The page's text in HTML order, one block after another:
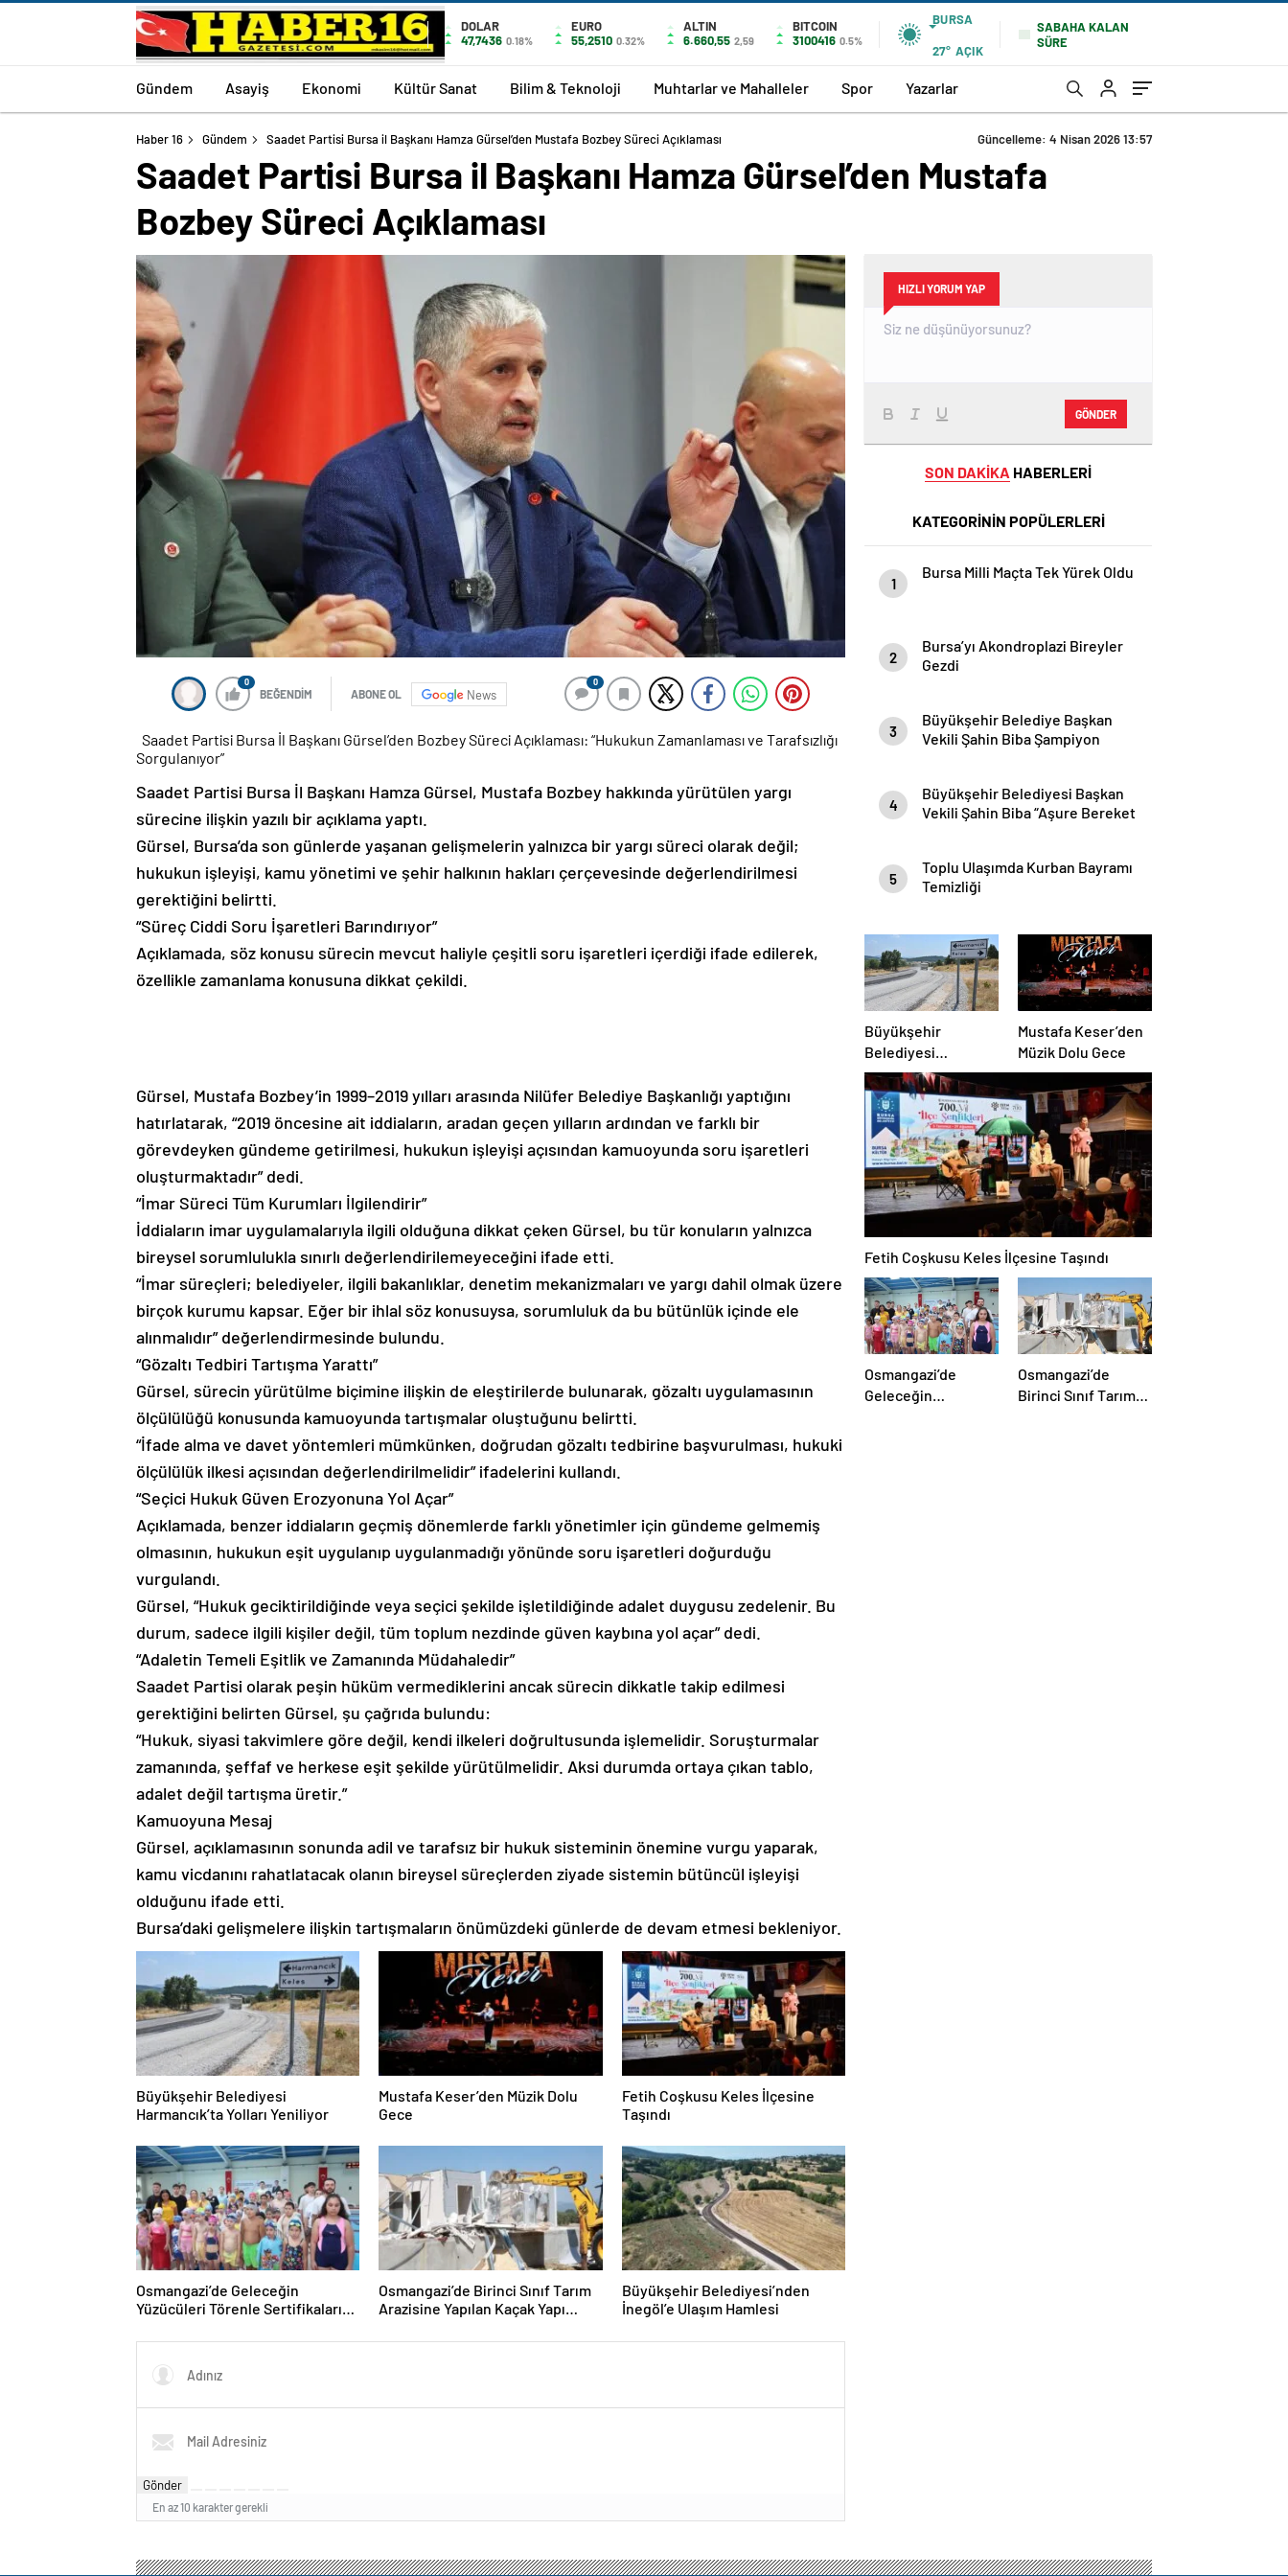
DOLAR
47,7436 0.18%
EURO
55,2510 0.32%
ALTIN
6.660,55 2,59
BITCOIN
3100416 0.5%
BURSA
27° AÇIK
SABAHA KALAN
SÜRE
Gündem Asayiş Ekonomi Kültür Sanat Bilim & Teknoloji Muhtarlar ve Mahalleler Spor Yazarlar
Haber 16 Gündem Saadet Partisi Bursa il Başkanı Hamza Gürsel’den Mustafa Bozbey Süreci Açıklaması Güncelleme: 4 Nisan 2026 13:57
Saadet Partisi Bursa il Başkanı Hamza Gürsel’den Mustafa
Bozbey Süreci Açıklaması
0
BEĞENDİM ABONE OL News
0
​​​​​​​​​​​​ Saadet Partisi Bursa İl Başkanı Gürsel’den Bozbey Süreci Açıklaması: “Hukukun Zamanlaması ve Tarafsızlığı
Sorgulanıyor”
Saadet Partisi Bursa İl Başkanı Hamza Gürsel, Mustafa Bozbey hakkında yürütülen yargı
sürecine ilişkin yazılı bir açıklama yaptı.
Gürsel, Bursa’da son günlerde yaşanan gelişmelerin yalnızca bir yargı süreci olarak değil;
hukukun işleyişi, kamu yönetimi ve şehir halkının hakları çerçevesinde değerlendirilmesi
gerektiğini belirtti.
“Süreç Ciddi Soru İşaretleri Barındırıyor”
Açıklamada, söz konusu sürecin mevcut haliyle çeşitli soru işaretleri içerdiği ifade edilerek,
özellikle zamanlama konusuna dikkat çekildi.
Gürsel, Mustafa Bozbey’in 1999–2019 yılları arasında Nilüfer Belediye Başkanlığı yaptığını
hatırlatarak, “2019 öncesine ait iddiaların, aradan geçen yılların ardından ve farklı bir
görevdeyken gündeme getirilmesi, hukukun işleyişi açısından kamuoyunda soru işaretleri
oluşturmaktadır” dedi.
“İmar Süreci Tüm Kurumları İlgilendirir”
İddiaların imar uygulamalarıyla ilgili olduğuna dikkat çeken Gürsel, bu tür konuların yalnızca
bireysel sorumlulukla sınırlı değerlendirilemeyeceğini ifade etti.
“İmar süreçleri; belediyeler, ilgili bakanlıklar, denetim mekanizmaları ve yargı dahil olmak üzere
birçok kurumu kapsar. Eğer bir ihlal söz konusuysa, sorumluluk da bu bütünlük içinde ele
alınmalıdır” değerlendirmesinde bulundu.
“Gözaltı Tedbiri Tartışma Yarattı”
Gürsel, sürecin yürütülme biçimine ilişkin de eleştirilerde bulunarak, gözaltı uygulamasının
ölçülülüğü konusunda kamuoyunda tartışmalar oluştuğunu belirtti.
“İfade alma ve davet yöntemleri mümkünken, doğrudan gözaltı tedbirine başvurulması, hukuki
ölçülülük ilkesi açısından değerlendirilmelidir” ifadelerini kullandı.
“Seçici Hukuk Güven Erozyonuna Yol Açar”
Açıklamada, benzer iddiaların geçmiş dönemlerde farklı yönetimler için gündeme gelmemiş
olmasının, hukukun eşit uygulanıp uygulanmadığı yönünde soru işaretleri doğurduğu
vurgulandı.
Gürsel, “Hukuk geciktirildiğinde veya seçici şekilde işletildiğinde adalet duygusu zedelenir. Bu
durum, sadece ilgili kişiler değil, tüm toplum nezdinde güven kaybına yol açar” dedi.
“Adaletin Temeli Eşitlik ve Zamanında Müdahaledir”
Saadet Partisi olarak peşin hüküm vermediklerini ancak sürecin dikkatle takip edilmesi
gerektiğini belirten Gürsel, şu çağrıda bulundu:
“Hukuk, siyasi takvimlere göre değil, kendi ilkeleri doğrultusunda işlemelidir. Soruşturmalar
zamanında, şeffaf ve herkese eşit şekilde yürütülmelidir. Aksi durumda ortaya çıkan tablo,
adalet değil tartışma üretir.”
Kamuoyuna Mesaj
Gürsel, açıklamasının sonunda adil ve tarafsız bir hukuk sisteminin önemine vurgu yaparak,
kamu vicdanını rahatlatacak olanın bireysel süreçlerden ziyade sistemin bütüncül işleyişi
olduğunu ifade etti.
Bursa’daki gelişmelere ilişkin tartışmaların önümüzdeki günlerde de devam etmesi bekleniyor.
Büyükşehir Belediyesi
Harmancık’ta Yolları Yeniliyor
Mustafa Keser’den Müzik Dolu
Gece
Fetih Coşkusu Keles İlçesine
Taşındı
Osmangazi’de Geleceğin
Yüzücüleri Törenle Sertifikalarını
Osmangazi’de Birinci Sınıf Tarım
Arazisine Yapılan Kaçak Yapı
Büyükşehir Belediyesi’nden
İnegöl’e Ulaşım Hamlesi
Gönder
En az 10 karakter gerekli
HIZLI YORUM YAP
GÖNDER
SON DAKİKA HABERLERİ
KATEGORİNİN POPÜLERLERİ
1
Bursa Milli Maçta Tek Yürek Oldu
2
Bursa’yı Akondroplazi Bireyler
Gezdi
3
Büyükşehir Belediye Başkan
Vekili Şahin Biba Şampiyon
4
Büyükşehir Belediyesi Başkan
Vekili Şahin Biba “Aşure Bereket
5
Toplu Ulaşımda Kurban Bayramı
Temizliği
Büyükşehir
Belediyesi
Harmancık’ta Yolları
Yeniliyor
Mustafa Keser’den
Müzik Dolu Gece
Fetih Coşkusu Keles İlçesine Taşındı
Osmangazi’de
Geleceğin
Osmangazi’de
Birinci Sınıf Tarım